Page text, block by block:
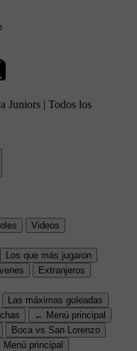
Juniors | Todos los
Videos
Los que más jugaron
Extranjeros
Las máximas goleadas
← Menú principal
Boca vs San Lorenzo
principal